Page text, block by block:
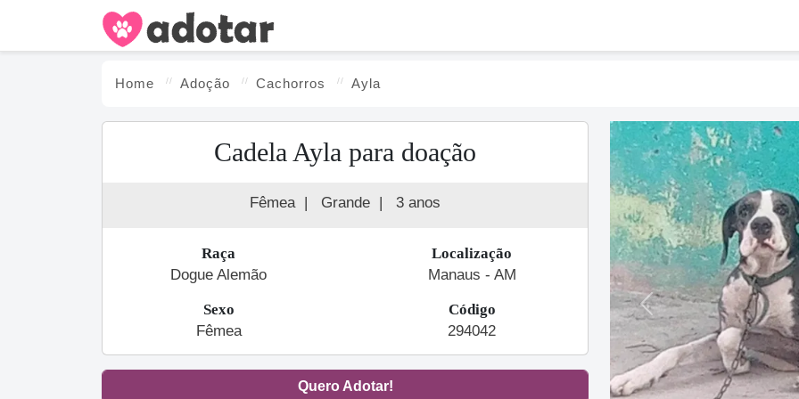
Home Adoção Cachorros Ayla
Cadela Ayla para doação
Fêmea | Grande | 3 anos
Raça
Dogue Alemão
Localização
Manaus - AM
Sexo
Fêmea
Código
294042
Quero Adotar!
Previous